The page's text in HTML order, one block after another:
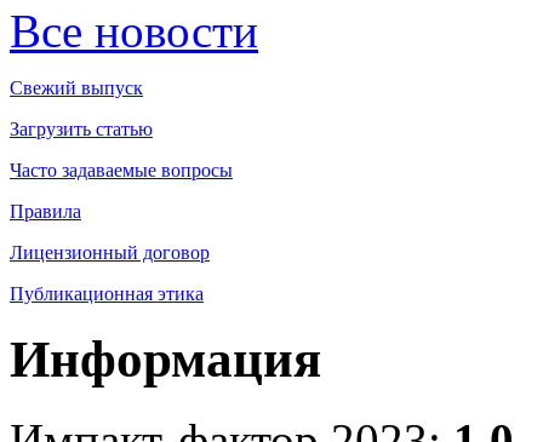
Все новости
Свежий выпуск
Загрузить статью
Часто задаваемые вопросы
Правила
Лицензионный договор
Публикационная этика
Информация